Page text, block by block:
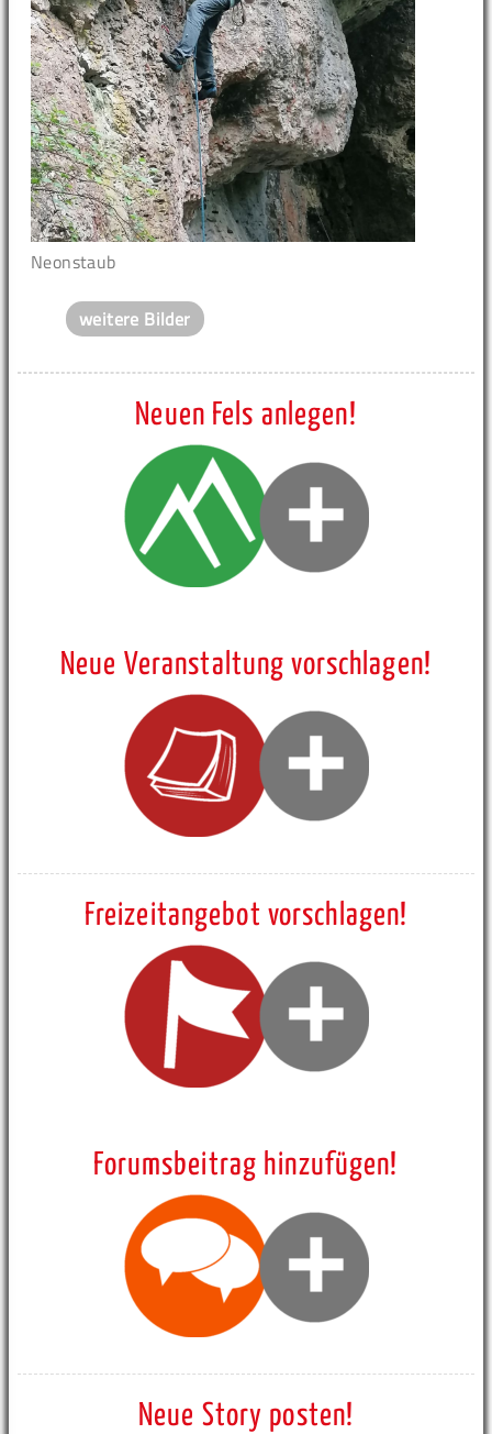
Neonstaub
weitere Bilder
Neuen Fels anlegen!
Neue Veranstaltung vorschlagen!
Freizeitangebot vorschlagen!
Forumsbeitrag hinzufügen!
Neue Story posten!